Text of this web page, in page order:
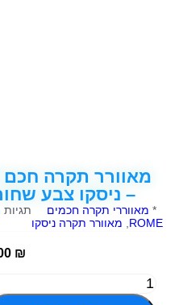
– ניסקו צבע שחור
* מאווררי תקרה חכמים תגיות
ROME
מאוורר תקרה ניסקו
₪